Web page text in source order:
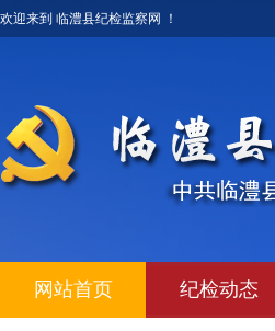
欢迎来到 临澧县纪检监察网 ！
网站首页 纪检动态